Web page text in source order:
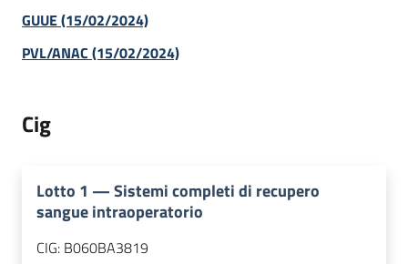
GUUE (15/02/2024)
PVL/ANAC (15/02/2024)
Cig
Lotto 1 —Sistemi completi di recupero
sangue intraoperatorio
CIG: B060BA3819